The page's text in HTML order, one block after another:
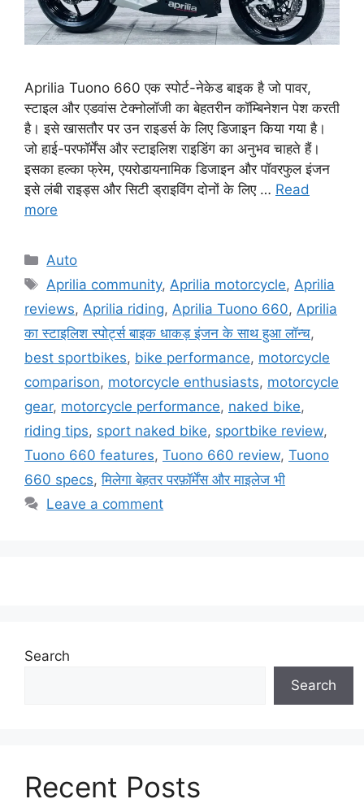
Aprilia Tuono 660 एक स्पोर्ट-नेकेड बाइक है जो पावर,
स्टाइल और एडवांस टेक्नोलॉजी का बेहतरीन कॉम्बिनेशन पेश करती
है। इसे खासतौर पर उन राइडर्स के लिए डिजाइन किया गया है।
जो हाई-परफॉर्मेंस और स्टाइलिश राइडिंग का अनुभव चाहते हैं।
इसका हल्का फ्रेम, एयरोडायनामिक डिजाइन और पॉवरफुल इंजन
इसे लंबी राइड्स और सिटी ड्राइविंग दोनों के लिए … Read
more
Categories
Auto
Tags
Aprilia community, Aprilia motorcycle, Aprilia
reviews, Aprilia riding, Aprilia Tuono 660, Aprilia
का स्टाइलिश स्पोर्ट्स बाइक धाकड़ इंजन के साथ हुआ लॉन्च,
best sportbikes, bike performance, motorcycle
comparison, motorcycle enthusiasts, motorcycle
gear, motorcycle performance, naked bike,
riding tips, sport naked bike, sportbike review,
Tuono 660 features, Tuono 660 review, Tuono
660 specs,मिलेगा बेहतर परफ़ॉर्मेंस और माइलेज भी
Leave a comment
Search
Search
Recent Posts